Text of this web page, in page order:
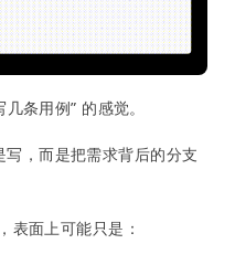
条用例” 的感觉。
，而是把需求背后的分支
表面上可能只是：